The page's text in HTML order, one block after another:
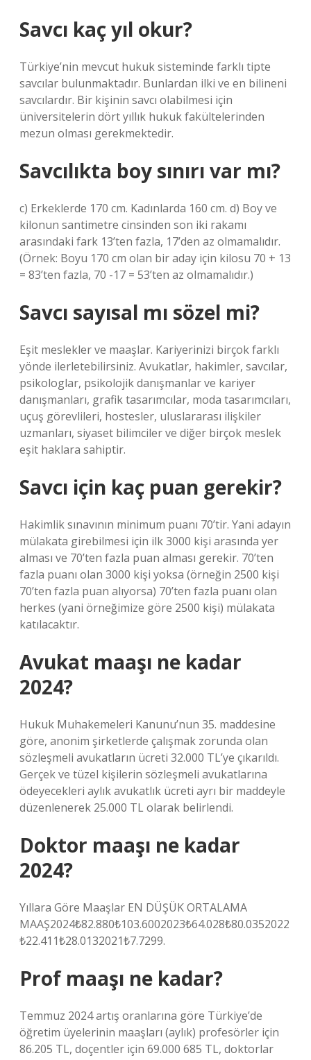
Savcı kaç yıl okur?
Türkiye’nin mevcut hukuk sisteminde farklı tipte
savcılar bulunmaktadır. Bunlardan ilki ve en bilineni
savcılardır. Bir kişinin savcı olabilmesi için
üniversitelerin dört yıllık hukuk fakültelerinden
mezun olması gerekmektedir.
Savcılıkta boy sınırı var mı?
c) Erkeklerde 170 cm. Kadınlarda 160 cm. d) Boy ve
kilonun santimetre cinsinden son iki rakamı
arasındaki fark 13’ten fazla, 17’den az olmamalıdır.
(Örnek: Boyu 170 cm olan bir aday için kilosu 70 + 13
= 83’ten fazla, 70 -17 = 53’ten az olmamalıdır.)
Savcı sayısal mı sözel mi?
Eşit meslekler ve maaşlar. Kariyerinizi birçok farklı
yönde ilerletebilirsiniz. Avukatlar, hakimler, savcılar,
psikologlar, psikolojik danışmanlar ve kariyer
danışmanları, grafik tasarımcılar, moda tasarımcıları,
uçuş görevlileri, hostesler, uluslararası ilişkiler
uzmanları, siyaset bilimciler ve diğer birçok meslek
eşit haklara sahiptir.
Savcı için kaç puan gerekir?
Hakimlik sınavının minimum puanı 70’tir. Yani adayın
mülakata girebilmesi için ilk 3000 kişi arasında yer
alması ve 70’ten fazla puan alması gerekir. 70’ten
fazla puanı olan 3000 kişi yoksa (örneğin 2500 kişi
70’ten fazla puan alıyorsa) 70’ten fazla puanı olan
herkes (yani örneğimize göre 2500 kişi) mülakata
katılacaktır.
Avukat maaşı ne kadar
2024?
Hukuk Muhakemeleri Kanunu’nun 35. maddesine
göre, anonim şirketlerde çalışmak zorunda olan
sözleşmeli avukatların ücreti 32.000 TL’ye çıkarıldı.
Gerçek ve tüzel kişilerin sözleşmeli avukatlarına
ödeyecekleri aylık avukatlık ücreti ayrı bir maddeyle
düzenlenerek 25.000 TL olarak belirlendi.
Doktor maaşı ne kadar
2024?
Yıllara Göre Maaşlar EN DÜŞÜK ORTALAMA
MAAŞ2024₺82.880₺103.6002023₺64.028₺80.0352022
₺22.411₺28.0132021₺7.7299.
Prof maaşı ne kadar?
Temmuz 2024 artış oranlarına göre Türkiye’de
öğretim üyelerinin maaşları (aylık) profesörler için
86.205 TL, doçentler için 69.000 685 TL, doktorlar